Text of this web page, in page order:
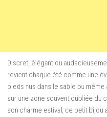
Discret, élégant ou
revient chaque été comme une
pieds nus dans le sable ou
sur une zone souvent oubliée du
son charme estival, ce petit bijou